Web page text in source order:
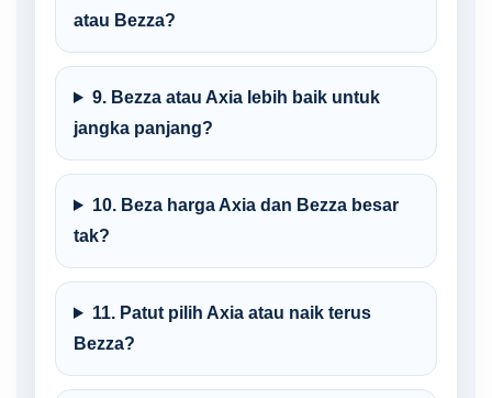
atau Bezza?
9. Bezza atau Axia lebih baik untuk
jangka panjang?
10. Beza harga Axia dan Bezza besar
tak?
11. Patut pilih Axia atau naik terus
Bezza?